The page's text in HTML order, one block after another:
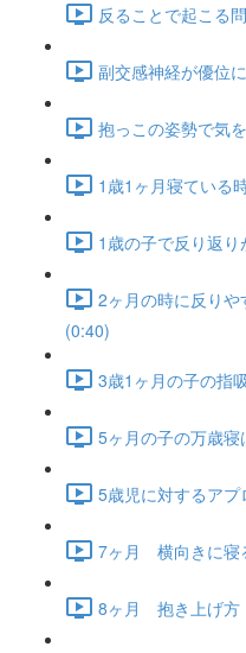
反ることで起こる
副交感神経が優位
抱っこの姿勢で気
1歳1ヶ月寝ている
1歳の子で反り返
2ヶ月の時に反り
(0:40)
3歳1ヶ月の子の指
5ヶ月の子の万歳
5歳児に対するア
7ヶ月 横向きに寝
8ヶ月 抱き上げ方